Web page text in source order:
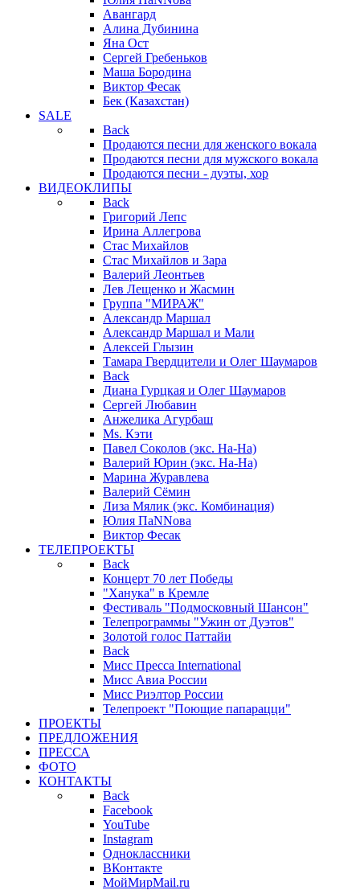
Авангард
Алина Дубинина
Яна Ост
Сергей Гребеньков
Маша Бородина
Виктор Фесак
Бек (Казахстан)
SALE
Back
Продаются песни для женского вокала
Продаются песни для мужского вокала
Продаются песни - дуэты, хор
ВИДЕОКЛИПЫ
Back
Григорий Лепс
Ирина Аллегрова
Стас Михайлов
Стас Михайлов и Зара
Валерий Леонтьев
Лев Лещенко и Жасмин
Группа "МИРАЖ"
Александр Маршал
Александр Маршал и Мали
Алексей Глызин
Тамара Гвердцители и Олег Шаумаров
Back
Диана Гурцкая и Олег Шаумаров
Сергей Любавин
Анжелика Агурбаш
Ms. Кэти
Павел Соколов (экс. На-На)
Валерий Юрин (экс. На-На)
Марина Журавлева
Валерий Сёмин
Лиза Мялик (экс. Комбинация)
Юлия ПаNNова
Виктор Фесак
ТЕЛЕПРОЕКТЫ
Back
Концерт 70 лет Победы
"Ханука" в Кремле
Фестиваль "Подмосковный Шансон"
Телепрограммы "Ужин от Дуэтов"
Золотой голос Паттайи
Back
Мисс Пресса International
Мисс Авиа России
Мисс Риэлтор России
Телепроект "Поющие папарацци"
ПРОЕКТЫ
ПРЕДЛОЖЕНИЯ
ПРЕССА
ФОТО
КОНТАКТЫ
Back
Facebook
YouTube
Instagram
Одноклассники
ВКонтакте
МойМирMail.ru